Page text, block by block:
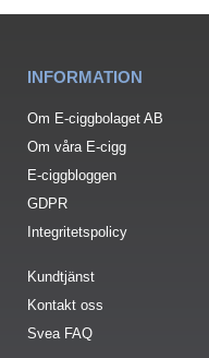
INFORMATION
Om E-ciggbolaget AB
Om våra E-cigg
E-ciggbloggen
GDPR
Integritetspolicy
Kundtjänst
Kontakt oss
Svea FAQ